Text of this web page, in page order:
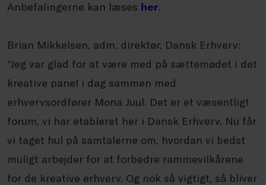
Anbefalingerne kan læses her.
Brian Mikkelsen, adm. direktør, Dansk Erhverv:
”Jeg var glad for at være med på sættemødet i det
kreative panel i dag sammen med
erhvervsordfører Mona Juul. Det er et væsentligt
forum, vi har etableret her i Dansk Erhverv. Nu får
vi taget hul på samtalerne om, hvordan vi bedst
muligt arbejder for at forbedre rammevilkårene
for de kreative erhverv. Og nok så vigtigt, så bliver